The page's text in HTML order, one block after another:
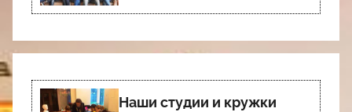
Наши студии и кружки